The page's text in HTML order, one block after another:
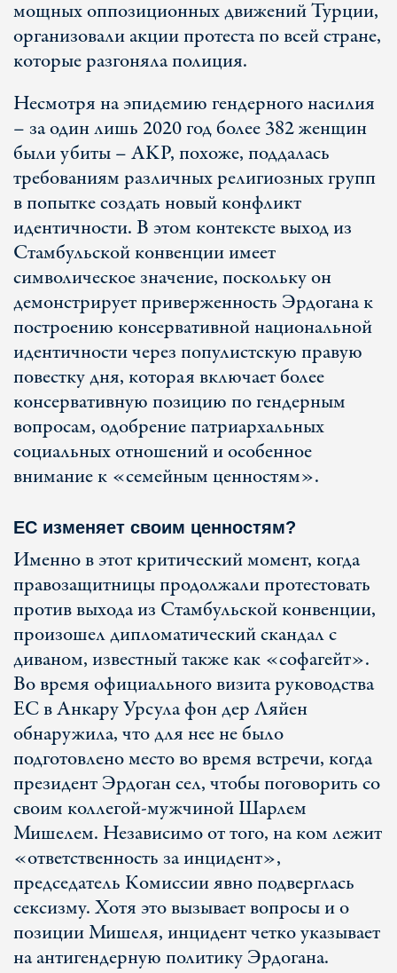
мощных оппозиционных движений Турции,
организовали акции протеста по всей стране,
которые разгоняла полиция.
Несмотря на эпидемию гендерного насилия
– за один лишь 2020 год более 382 женщин
были убиты – AKP, похоже, поддалась
требованиям различных религиозных групп
в попытке создать новый конфликт
идентичности. В этом контексте выход из
Стамбульской конвенции имеет
символическое значение, поскольку он
демонстрирует приверженность Эрдогана к
построению консервативной национальной
идентичности через популистскую правую
повестку дня, которая включает более
консервативную позицию по гендерным
вопросам, одобрение патриархальных
социальных отношений и особенное
внимание к «семейным ценностям».
ЕС изменяет своим ценностям?
Именно в этот критический момент, когда
правозащитницы продолжали протестовать
против выхода из Стамбульской конвенции,
произошел дипломатический скандал с
диваном, известный также как «софагейт».
Во время официального визита руководства
ЕС в Анкару Урсула фон дер Ляйен
обнаружила, что для нее не было
подготовлено место во время встречи, когда
президент Эрдоган сел, чтобы поговорить со
своим коллегой-мужчиной Шарлем
Мишелем. Независимо от того, на ком лежит
«ответственность за инцидент»,
председатель Комиссии явно подверглась
сексизму. Хотя это вызывает вопросы и о
позиции Мишеля, инцидент четко указывает
на антигендерную политику Эрдогана.